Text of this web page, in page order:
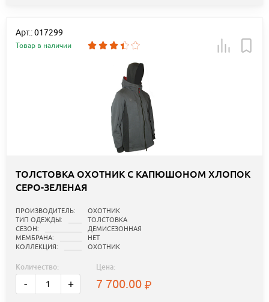
Арт.: 017299
Товар в наличии
ТОЛСТОВКА ОХОТНИК С КАПЮШОНОМ ХЛОПОК
СЕРО-ЗЕЛЕНАЯ
ПРОИЗВОДИТЕЛЬ:
ОХОТНИК
ТИП ОДЕЖДЫ:
ТОЛСТОВКА
СЕЗОН:
ДЕМИСЕЗОННАЯ
МЕМБРАНА:
НЕТ
КОЛЛЕКЦИЯ:
ОХОТНИК
Количество:
- +
Цена:
7 700.00